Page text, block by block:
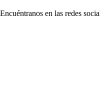
Encuéntranos en las redes